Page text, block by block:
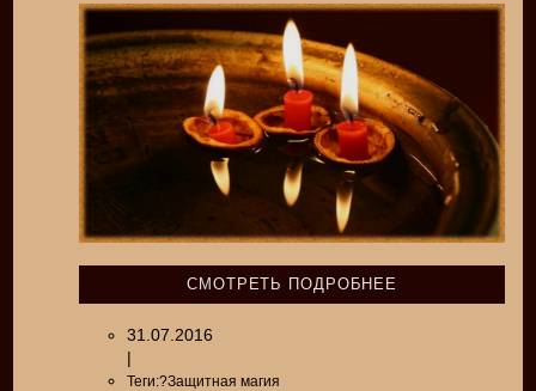
СМОТРЕТЬ ПОДРОБНЕЕ
31.07.2016
|
Теги:?Защитная магия